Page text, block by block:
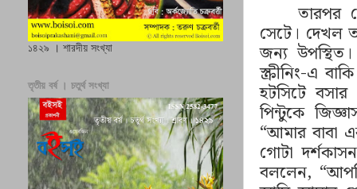
তারপর
সেটে। দেখল
জন্য
স্ক্রীনিং-এ
হটসিটে
পিন্টুকে
“আমার বাবা
গোটা
বললেন, “
১৪২৯ । শারদীয় সংখ্যা
তৃতীয় বর্ষ । চতুর্থ সংখ্যা